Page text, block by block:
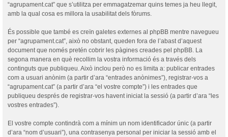
“agrupament.cat” que s’utilitza per emmagatzemar quins temes ja heu llegit,
amb la qual cosa es millora la usabilitat dels fòrums.
És possible que també es creïn galetes externes al phpBB mentre navegueu
per “agrupament.cat”, això no obstant, queden fora de l’abast d’aquest
document que només pretén cobrir les pàgines creades pel phpBB. La
segona manera en què recollim la vostra informació és a través dels
continguts que publiqueu. Això inclou però no es limita a: publicar entrades
com a usuari anònim (a partir d’ara “entrades anònimes”), registrar-vos a
“agrupament.cat” (a partir d’ara “el vostre compte”) i les entrades que
publiqueu després de registrar-vos havent iniciat la sessió (a partir d’ara “les
vostres entrades”).
El vostre compte contindrà com a mínim un nom identificador únic (a partir
d’ara “nom d’usuari”), una contrasenya personal per iniciar la sessió amb el